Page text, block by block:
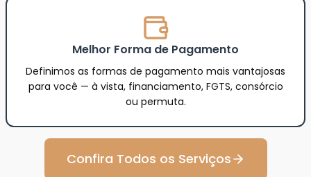
Melhor Forma de Pagamento
Definimos as formas de pagamento mais vantajosas
para você — à vista, financiamento, FGTS, consórcio
ou permuta.
Confira Todos os Serviços